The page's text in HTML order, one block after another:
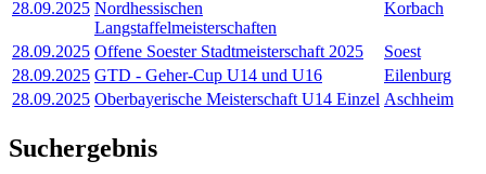
28.09.2025 Nordhessischen
Langstaffelmeisterschaften
Korbach
28.09.2025 Offene Soester Stadtmeisterschaft 2025
Soest
28.09.2025 GTD - Geher-Cup U14 und U16
Eilenburg
28.09.2025 Oberbayerische Meisterschaft U14 Einzel Aschheim
Suchergebnis